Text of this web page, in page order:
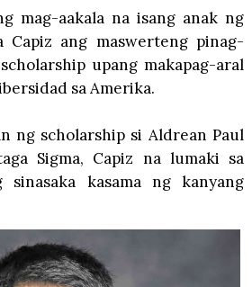
mag-aakala na isang anak ng
Capiz ang maswerteng pinag-
upang makapag-aral
sa Amerika.
ng scholarship si Aldrean Paul
Sigma, Capiz na lumaki sa
kasama ng kanyang